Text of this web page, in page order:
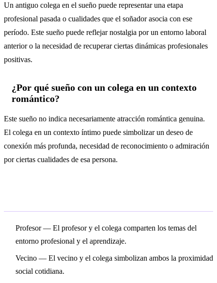
Un antiguo colega en el sueño puede representar una etapa
profesional pasada o cualidades que el soñador asocia con ese
período. Este sueño puede reflejar nostalgia por un entorno laboral
anterior o la necesidad de recuperar ciertas dinámicas profesionales
positivas.
¿Por qué sueño con un colega en un contexto
romántico?
Este sueño no indica necesariamente atracción romántica genuina.
El colega en un contexto íntimo puede simbolizar un deseo de
conexión más profunda, necesidad de reconocimiento o admiración
por ciertas cualidades de esa persona.
Profesor— El profesor y el colega comparten los temas del
entorno profesional y el aprendizaje.
Vecino — El vecino y el colega simbolizan ambos la proximidad
social cotidiana.